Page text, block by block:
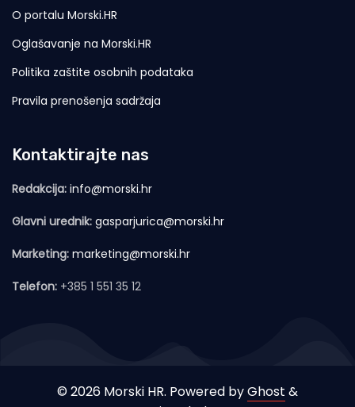
O portalu Morski.HR
Oglašavanje na Morski.HR
Politika zaštite osobnih podataka
Pravila prenošenja sadržaja
Kontaktirajte nas
Redakcija: info@morski.hr
Glavni urednik: gasparjurica@morski.hr
Marketing: marketing@morski.hr
Telefon: +385 1 551 35 12
© 2026 Morski HR. Powered byGhost &